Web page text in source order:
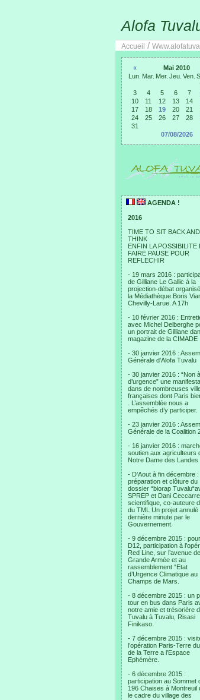
Alofa
Accueil /
« Mai 2010
Lun. Mar. Mer. Jeu. Ven.
3
4 5 6 7
10
11 12 13 14
17
18 19 20 21
24
25 26 27 28
31
07/08/2026
AGENDA !
2016
TIME TO SIT BACK AND
THINK
ENFIN LA POSSIBILITE
FAIRE PAUSE POUR
REFLECHIR
- 19 mars 2016 :
de Gilliane Le Gallic à la
projection-débat
la Médiathèque Boris
Chevilly-Larue. A 17h
- 10 février 2016 :
avec Michel Delberghe
un portrait de Gilliane
magazine de la CIMADE
- 30 janvier 2016 :
Générale d’Alofa Tuvalu
- 30 janvier 2016 : “Non à
d’urgence” une
dans de nombreuses
françaises dont Paris
. L’assemblée nous a
empêchés d’y participer.
- 23 janvier 2016 :
Générale de la Coalition
- 16 janvier 2016 :
soutien aux agriculteurs
Notre Dame des Landes
- D’Aout à fin décembre :
préparation et clôture du
dossier “biorap
SPREP et Dani
scientifique, co-auteure
du TML Un projet annulé
dernière minute par le
Gouvernement.
- 9 décembre 2015 :
D12, participation à
Red Line, sur l’avenue
Grande Armée et au
rassemblement “Etat
d’Urgence Climatique au
Champs de Mars.
- 8 décembre 2015 : un
tour en bus dans Paris
notre amie et trésorière
Tuvalu à Tuvalu, Risasi
Finikaso.
- 7 décembre 2015 :
l’opération Paris-Terre
de la Terre a l’Espace
Ephémère.
- 6 décembre 2015 :
participation au Sommet
196 Chaises à Montreuil
le cadre du village des